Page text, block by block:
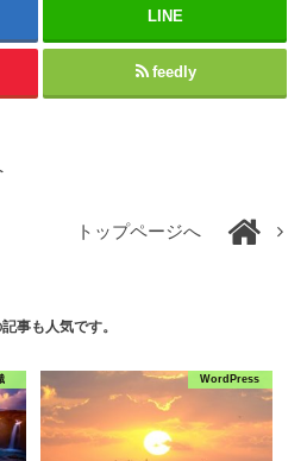
LINE
feedly
トップページへ
事も人気です。
WordPress